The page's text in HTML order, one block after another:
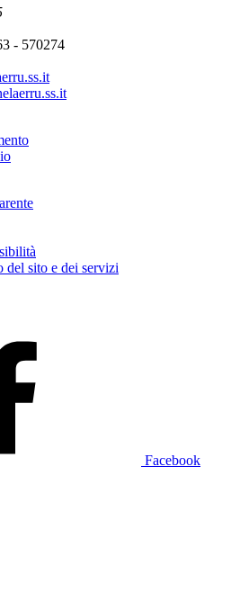
- 570274
del sito e dei servizi
Facebook